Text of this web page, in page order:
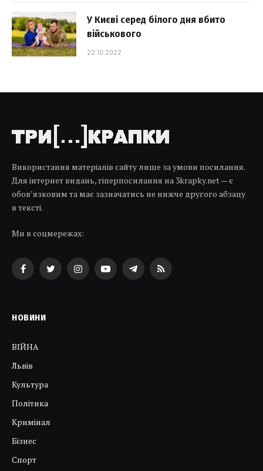
У Києві серед білого дня вбито
військового
22.10.2022
Використання матеріалів сайту лише за умови посилання.
Для інтернет видань, гіперпосилання на 3krapky.net — є
обов’язковим та має зазначатись не нижче другого абзацу
в тексті.
Ми в соцмережах:
FacebookTwitterInstagramYouTubeTelegramRSS
НОВИНИ
ВІЙНА
Львів
Культура
Політика
Кримінал
Бізнес
Спорт